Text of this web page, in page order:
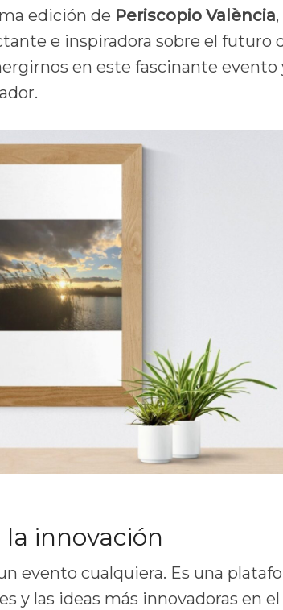
edición de Periscopio València
e inspiradora sobre el futuro
en este fascinante evento
innovación
evento cualquiera. Es una
y las ideas más innovadoras en